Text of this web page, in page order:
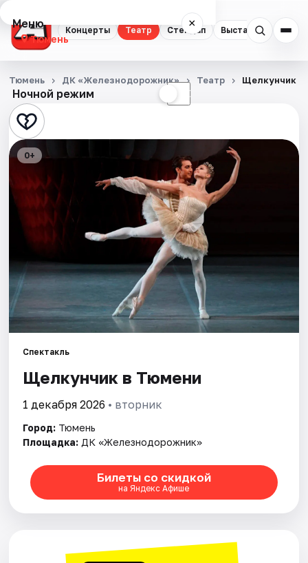
Концерты Театр Стендап Выставки
Меню ×
Тюмень
Концерты
Театр
Стендап
Квесты
Экскурсии
Спорт
События
Площадки
Артисты
Рейтинги
Ночной режим ☾
Тюмень ДК «Железнодорожник» Театр Щелкунчик
0+
Спектакль
Щелкунчик в Тюмени
1 декабря 2026 • вторник
Город: Тюмень
Площадка: ДК «Железнодорожник»
Билеты со скидкой
на Яндекс Афише